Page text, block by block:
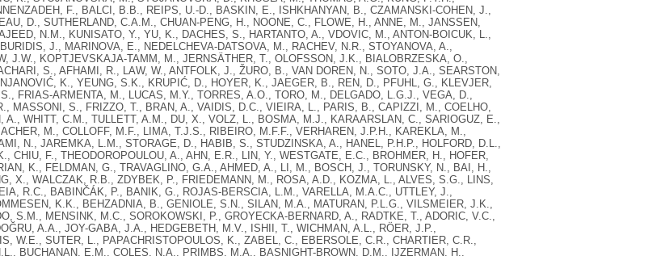
F., BALCI, B.B., REIPS, U.-D., BASKIN, E., ISHKHANYAN, B., CZAMANSKI-COHEN, J.,
D., SUTHERLAND, C.A.M., CHUAN-PENG, H., NOONE, C., FLOWE, H., ANNE, M., JANSSEN,
N.M., KUNISATO, Y., YU, K., DACHES, S., HARTANTO, A., VDOVIC, M., ANTON-BOICUK, L.,
J., MARINOVA, E., NEDELCHEVA-DATSOVA, M., RACHEV, N.R., STOYANOVA, A.,
J.W., KOPTJEVSKAJA-TAMM, M., JERNSÄTHER, T., OLOFSSON, J.K., BIALOBRZESKA, O.,
S., AFHAMI, R., LAW, W., ANTFOLK, J., ŽURO, B., VAN DOREN, N., SOTO, J.A., SEARSTON,
K., YEUNG, S.K., KRUPIĆ, D., HOYER, K., JAEGER, B., REN, D., PFUHL, G., KLEVJER,
FRIAS-ARMENTA, M., LUCAS, M.Y., TORRES, A.O., TORO, M., DELGADO, L.G.J., VEGA, D.,
MASSONI, S., FRIZZO, T., BRAN, A., VAIDIS, D.C., VIEIRA, L., PARIS, B., CAPIZZI, M., COELHO,
A., WHITT, C.M., TULLETT, A.M., DU, X., VOLZ, L., BOSMA, M.J., KARAARSLAN, C., SARIOGUZ, E.,
M., COLLOFF, M.F., LIMA, T.J.S., RIBEIRO, M.F.F., VERHAREN, J.P.H., KAREKLA, M.,
N., JAREMKA, L.M., STORAGE, D., HABIB, S., STUDZINSKA, A., HANEL, P.H.P., HOLFORD, D.L.,
CHIU, F., THEODOROPOULOU, A., AHN, E.R., LIN, Y., WESTGATE, E.C., BROHMER, H., HOFER,
K., FELDMAN, G., TRAVAGLINO, G.A., AHMED, A., LI, M., BOSCH, J., TORUNSKY, N., BAI, H.,
X., WALCZAK, R.B., ZDYBEK, P., FRIEDEMANN, M., ROSA, A.D., KOZMA, L., ALVES, S.G., LINS,
R.C., BABINČÁK, P., BANIK, G., ROJAS-BERSCIA, L.M., VARELLA, M.A.C., UTTLEY, J.,
K.K., BEHZADNIA, B., GENIOLE, S.N., SILAN, M.A., MATURAN, P.L.G., VILSMEIER, J.K.,
S.M., MENSINK, M.C., SOROKOWSKI, P., GROYECKA-BERNARD, A., RADTKE, T., ADORIC, V.C.,
A.A., JOY-GABA, J.A., HEDGEBETH, M.V., ISHII, T., WICHMAN, A.L., RÖER, J.P.,
W.E., SUTER, L., PAPACHRISTOPOULOS, K., ZABEL, C., EBERSOLE, C.R., CHARTIER, C.R.,
BUCHANAN, E.M., COLES, N.A., PRIMBS, M.A., BASNIGHT-BROWN, D.M., IJZERMAN, H.,